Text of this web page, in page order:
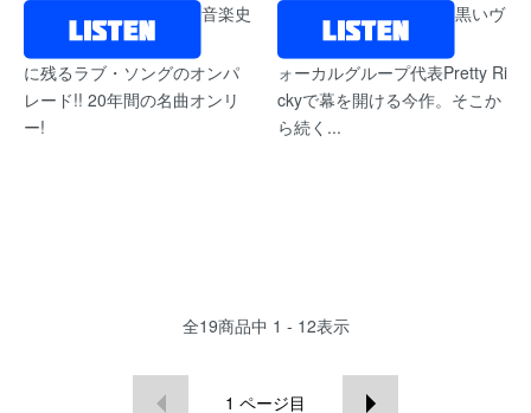
音楽史
に残るラブ・ソングのオンパ
レード!! 20年間の名曲オンリ
ー!
黒いヴ
ォーカルグループ代表Pretty Ri
ckyで幕を開ける今作。そこか
ら続く...
全19商品中 1 - 12表示
1 ページ目